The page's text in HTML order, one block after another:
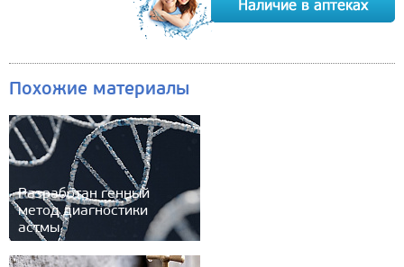
Похожие материалы
Разработан генный
метод диагностики
астмы